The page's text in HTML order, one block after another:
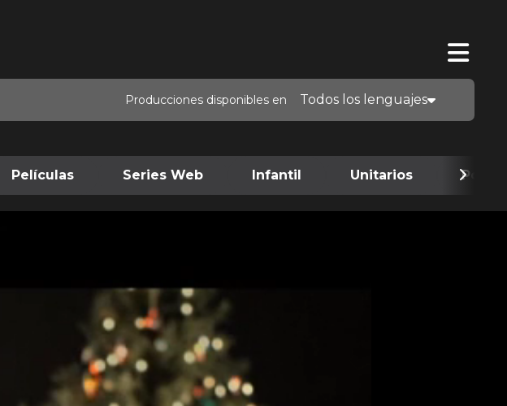
Producciones disponibles en Todos los lenguajes
Películas Series Web Infantil Unitarios